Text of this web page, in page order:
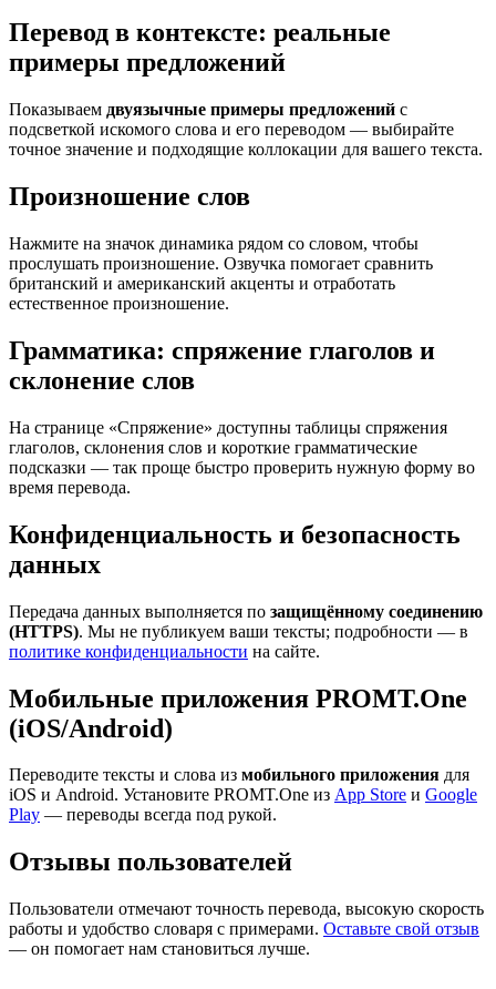
Перевод в контексте: реальные
примеры предложений
Показываем двуязычные примеры предложений с
подсветкой искомого слова и его переводом — выбирайте
точное значение и подходящие коллокации для вашего текста.
Произношение слов
Нажмите на значок динамика рядом со словом, чтобы
прослушать произношение. Озвучка помогает сравнить
британский и американский акценты и отработать
естественное произношение.
Грамматика: спряжение глаголов и
склонение слов
На странице «Спряжение» доступны таблицы спряжения
глаголов, склонения слов и короткие грамматические
подсказки — так проще быстро проверить нужную форму во
время перевода.
Конфиденциальность и безопасность
данных
Передача данных выполняется по защищённому соединению
(HTTPS). Мы не публикуем ваши тексты; подробности — в
политике конфиденциальности на сайте.
Мобильные приложения PROMT.One
(iOS/Android)
Переводите тексты и слова из мобильного приложения для
iOS и Android. Установите PROMT.One из App Store и Google
Play — переводы всегда под рукой.
Отзывы пользователей
Пользователи отмечают точность перевода, высокую скорость
работы и удобство словаря с примерами. Оставьте свой отзыв
— он помогает нам становиться лучше.